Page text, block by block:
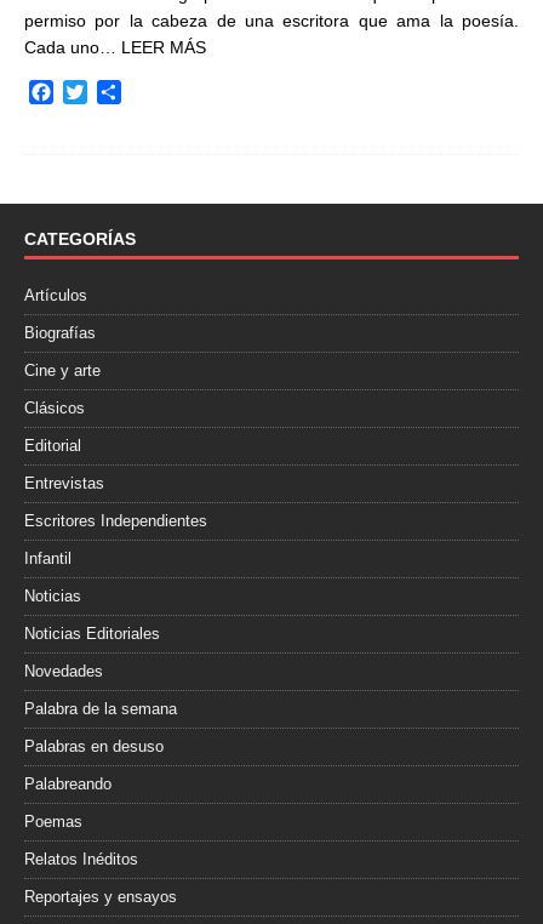
permiso por la cabeza de una escritora que ama la poesía.
Cada uno… LEER MÁS
o
k
r
t
i
CATEGORÍAS
Artículos
Biografías
Cine y arte
Clásicos
Editorial
Entrevistas
Escritores Independientes
Infantil
Noticias
Noticias Editoriales
Novedades
Palabra de la semana
Palabras en desuso
Palabreando
Poemas
Relatos Inéditos
Reportajes y ensayos